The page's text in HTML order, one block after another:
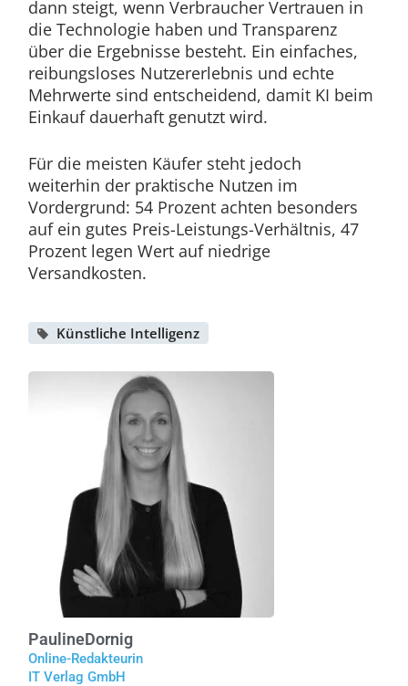
dann steigt, wenn Verbraucher Vertrauen in
die Technologie haben und Transparenz
über die Ergebnisse besteht. Ein einfaches,
reibungsloses Nutzererlebnis und echte
Mehrwerte sind entscheidend, damit KI beim
Einkauf dauerhaft genutzt wird.
Für die meisten Käufer steht jedoch
weiterhin der praktische Nutzen im
Vordergrund: 54 Prozent achten besonders
auf ein gutes Preis-Leistungs-Verhältnis, 47
Prozent legen Wert auf niedrige
Versandkosten.
Künstliche Intelligenz
PaulineDornig
Online-Redakteurin
IT Verlag GmbH